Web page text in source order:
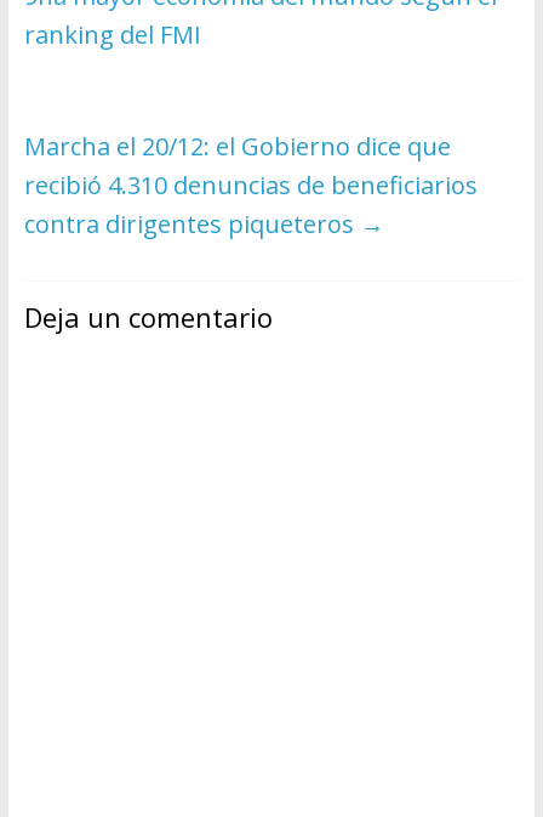
ranking del FMI
Marcha el 20/12: el Gobierno dice que
recibió 4.310 denuncias de beneficiarios
contra dirigentes piqueteros →
Deja un comentario